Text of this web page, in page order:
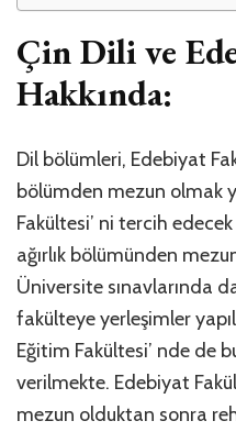
Çin Dili ve
Hakkında:
Dil bölümleri, Edebiyat
bölümden mezun olmak
Fakültesi’ ni tercih
ağırlık bölümünden
Üniversite sınavlarında
fakülteye yerleşimler
Eğitim Fakültesi’ nde de
verilmekte. Edebiyat
mezun olduktan sonra